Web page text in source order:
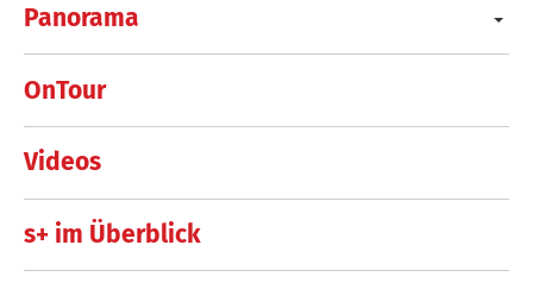
Panorama
OnTour
Videos
s+ im Überblick